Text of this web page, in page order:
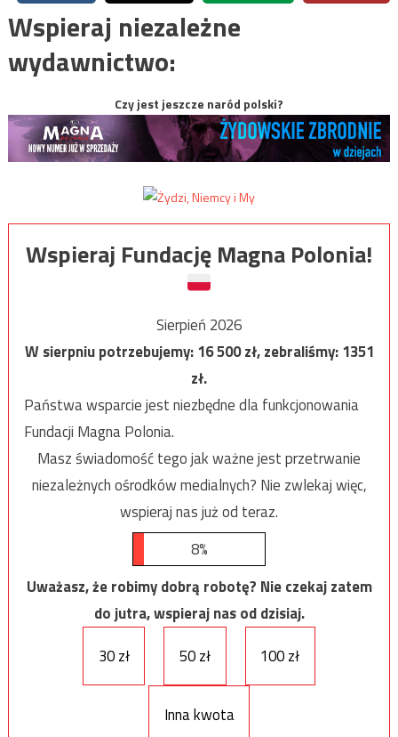
Wspieraj niezależne
wydawnictwo:
Czy jest jeszcze naród polski?
Wspieraj Fundację Magna Polonia!
Sierpień 2026
W sierpniu potrzebujemy:16 500zł, zebraliśmy:1351
zł.
Państwa wsparcie jest niezbędne dla funkcjonowania
Fundacji Magna Polonia.
Masz świadomość tego jak ważne jest przetrwanie
niezależnych ośrodków medialnych? Nie zwlekaj więc,
wspieraj nas już od teraz.
8%
Uważasz, że robimy dobrą robotę? Nie czekaj zatem
do jutra, wspieraj nas od dzisiaj.
30 zł
50 zł 100 zł
Inna kwota